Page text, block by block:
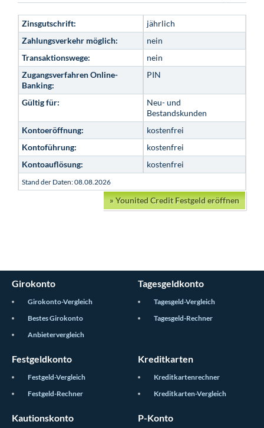
Zinsgutschrift:
jährlich
Zahlungsverkehr möglich:
nein
Transaktionswege:
nein
Zugangsverfahren Online-
Banking:
PIN
Gültig für:
Neu- und
Bestandskunden
Kontoeröffnung:
kostenfrei
Kontoführung:
kostenfrei
Kontoauflösung:
kostenfrei
Stand der Daten: 08.08.2026
»Younited Credit Festgeld eröffnen
Girokonto
Girokonto-Vergleich
Bestes Girokonto
Anbietervergleich
Tagesgeldkonto
Tagesgeld-Vergleich
Tagesgeld-Rechner
Festgeldkonto
Festgeld-Vergleich
Festgeld-Rechner
Kreditkarten
Kreditkartenrechner
Kreditkarten-Vergleich
Kautionskonto P-Konto